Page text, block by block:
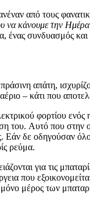
από τους
να κάνουμε την Ημέρα
ένας συνδυασμός
απάτη,
– κάτι που
φορτίου
Αυτό που στην
Εάν δε οδηγούσαν
ρεύμα.
για τις
που
μέρος των